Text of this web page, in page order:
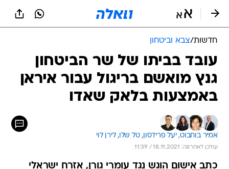
חדשות/צבא וביטחון
עובד בביתו של שר הביטחון
גנץ מואשם בריגול עבור איראן
באמצעות בלאק שאדו
אמיר בוחבוט, יעל פרידסון, טל שלו, לירן לוי
עודכן לאחרונה: 18.11.2021 / 11:39
כתב אישום הוגש נגד עומרי גורן, אזרח ישראלי